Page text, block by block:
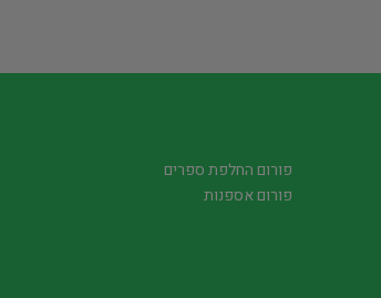
פורום החלפת ספרים
פורום אספנות